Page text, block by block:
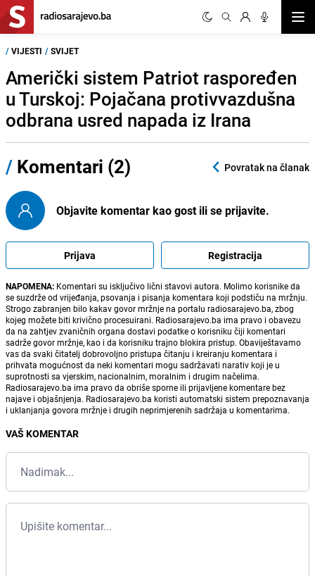
/ VIJESTI / SVIJET
Američki sistem Patriot raspoređen
u Turskoj: Pojačana protivvazdušna
odbrana usred napada iz Irana
/ Komentari (2) Povratak na članak
Objavite komentar kao gost ili se prijavite.
Prijava Registracija
NAPOMENA: Komentari su isključivo lični stavovi autora. Molimo korisnike da
se suzdrže od vrijeđanja, psovanja i pisanja komentara koji podstiču na mržnju.
Strogo zabranjen bilo kakav govor mržnje na portalu radiosarajevo.ba, zbog
kojeg možete biti krivično procesuirani. Radiosarajevo.ba ima pravo i obavezu
da na zahtjev zvaničnih organa dostavi podatke o korisniku čiji komentari
sadrže govor mržnje, kao i da korisniku trajno blokira pristup. Obaviještavamo
vas da svaki čitatelj dobrovoljno pristupa čitanju i kreiranju komentara i
prihvata mogućnost da neki komentari mogu sadržavati narativ koji je u
suprotnosti sa vjerskim, nacionalnim, moralnim i drugim načelima.
Radiosarajevo.ba ima pravo da obriše sporne ili prijavljene komentare bez
najave i objašnjenja. Radiosarajevo.ba koristi automatski sistem prepoznavanja
i uklanjanja govora mržnje i drugih neprimjerenih sadržaja u komentarima.
VAŠ KOMENTAR